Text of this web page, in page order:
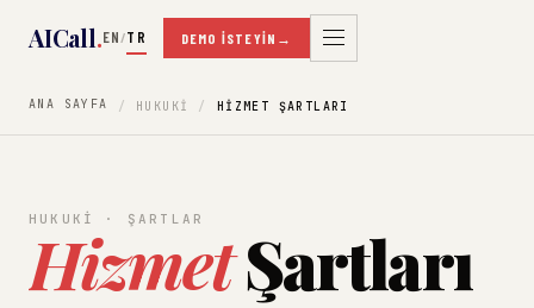
AICall.EN /TR DEMO İSTEYIN →
ANA SAYFA HUKUKI HIZMET ŞARTLARI
HUKUKI · ŞARTLAR
HizmetŞartları